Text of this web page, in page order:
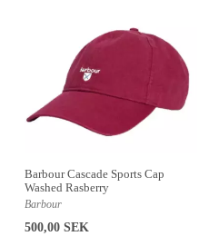
Barbour Cascade Sports Cap
Washed Rasberry
Barbour
500,00 SEK